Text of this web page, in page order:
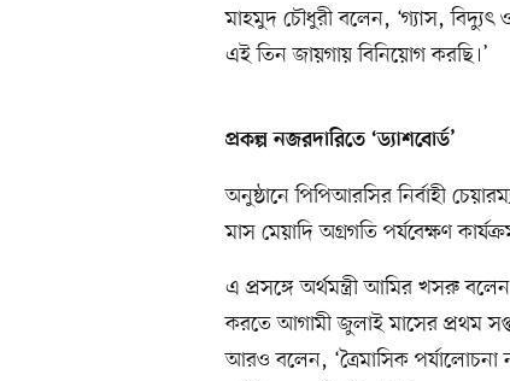
মাহমুদ চৌধুরী বলেন, ‘গ্যাস, বিদ্যুৎ
এই তিন জায়গায় বিনিয়োগ করছি।’
প্রকল্প নজরদারিতে ‘ড্যাশবোর্ড’
অনুষ্ঠানে পিপিআরসির নির্বাহী
মাস মেয়াদি অগ্রগতি পর্যবেক্ষণ
এ প্রসঙ্গে অর্থমন্ত্রী আমির খসরু
করতে আগামী জুলাই মাসের প্রথম
আরও বলেন, ‘ত্রৈমাসিক পর্যালোচনা